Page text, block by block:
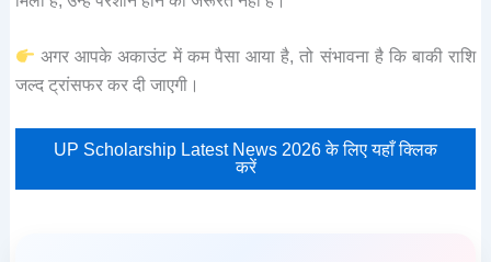
अगर आपके अकाउंट में कम पैसा आया है, तो संभावना है कि बाकी राशि
जल्द ट्रांसफर कर दी जाएगी।
UP Scholarship Latest News 2026 के लिए यहाँ क्लिक
करें